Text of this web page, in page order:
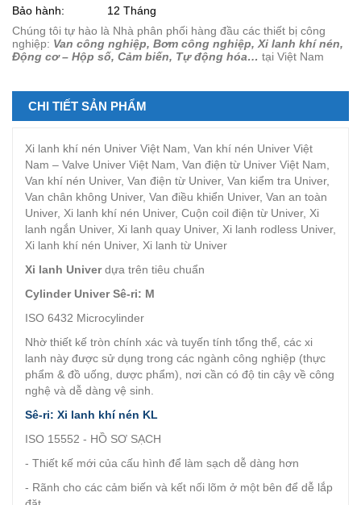
Bảo hành:
12 Tháng
Chúng tôi tự hào là Nhà phân phối hàng đầu các thiết bị công
nghiệp: Van công nghiệp, Bơm công nghiệp, Xi lanh khí nén,
Động cơ – Hộp số, Cảm biến, Tự động hóa… tại Việt Nam
CHI TIẾT SẢN PHẨM
Xi lanh khí nén Univer Việt Nam, Van khí nén Univer Việt
Nam – Valve Univer Việt Nam, Van điện từ Univer Việt Nam,
Van khí nén Univer, Van điện từ Univer, Van kiểm tra Univer,
Van chân không Univer, Van điều khiển Univer, Van an toàn
Univer, Xi lanh khí nén Univer, Cuộn coil điện từ Univer, Xi
lanh ngắn Univer, Xi lanh quay Univer, Xi lanh rodless Univer,
Xi lanh khí nén Univer, Xi lanh từ Univer
Xi lanh Univerdựa trên tiêu chuẩn
Cylinder Univer Sê-ri: M
ISO 6432 Microcylinder
Nhờ thiết kế tròn chính xác và tuyến tính tổng thể, các xi
lanh này được sử dụng trong các ngành công nghiệp (thực
phẩm & đồ uống, dược phẩm), nơi cần có độ tin cậy về công
nghệ và dễ dàng vệ sinh.
Sê-ri: Xi lanh khí nén KL
ISO 15552 - HỒ SƠ SẠCH
- Thiết kế mới của cấu hình để làm sạch dễ dàng hơn
- Rãnh cho các cảm biến và kết nối lõm ở một bên để dễ lắp